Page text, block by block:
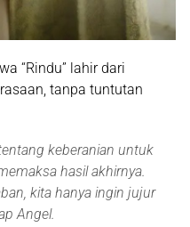
“Rindu” lahir dari
tanpa tuntutan
keberanian untuk
hasil akhirnya.
kita hanya ingin jujur
Angel.